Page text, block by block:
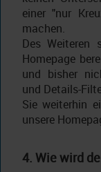
einer "nur
machen.
Des Weiteren
Homepage
und bisher
und Details-
Sie weiterhin
unsere
4. Wie wird